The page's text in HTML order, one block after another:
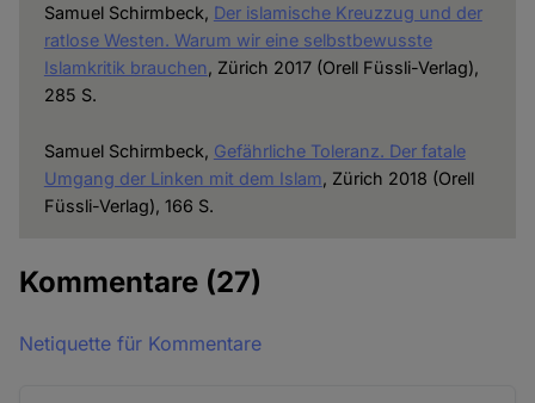
Samuel Schirmbeck, Der islamische Kreuzzug und der
ratlose Westen. Warum wir eine selbstbewusste
Islamkritik brauchen, Zürich 2017 (Orell Füssli-Verlag),
285 S.
Samuel Schirmbeck, Gefährliche Toleranz. Der fatale
Umgang der Linken mit dem Islam, Zürich 2018 (Orell
Füssli-Verlag), 166 S.
Kommentare (27)
Netiquette für Kommentare